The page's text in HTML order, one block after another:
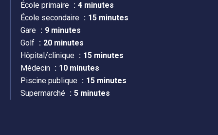
École primaire
4 minutes
École secondaire
15 minutes
Gare
9 minutes
Golf
20 minutes
Hôpital/clinique
15 minutes
Médecin
10 minutes
Piscine publique
15 minutes
Supermarché
5 minutes